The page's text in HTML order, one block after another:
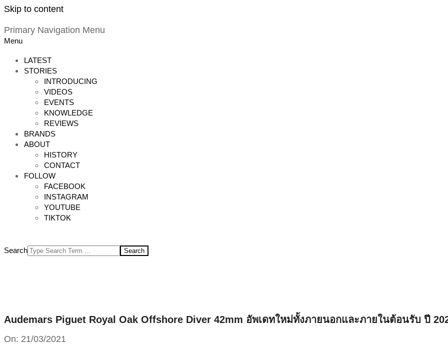
Skip to content
Primary Navigation Menu
Menu
LATEST
STORIES
INTRODUCING
VIDEOS
EVENTS
KNOWLEDGE
REVIEWS
BRANDS
ABOUT
HISTORY
CONTACT
FOLLOW
FACEBOOK
INSTAGRAM
YOUTUBE
TIKTOK
Search
Audemars Piguet Royal Oak Offshore Diver 42mm อัพเดทใหม่ทั้งภายนอกและภายในต้อนรับ ปี
On: 21/03/2021